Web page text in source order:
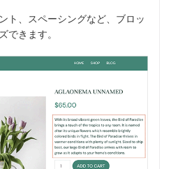
ト、スペーシングなど、ブロッ
できます。